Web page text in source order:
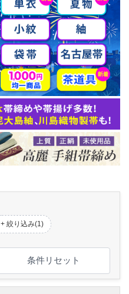
+ 絞り込み(1)
条件リセット